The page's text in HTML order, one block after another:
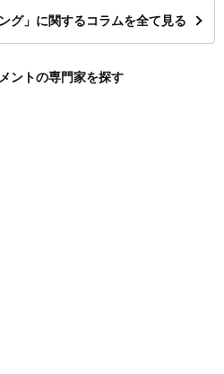
グ」に関するコラムを全て見る
ントの専門家を探す